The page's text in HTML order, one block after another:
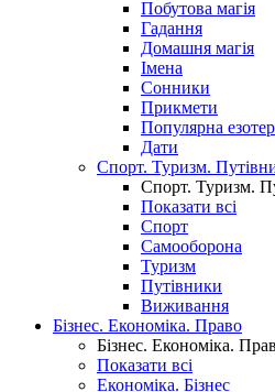
Побутова магія
Гадання
Домашня магія
Імена
Сонники
Прикмети
Популярна
Дати
Спорт. Туризм.
Спорт. Туризм.
Показати всі
Спорт
Самооборона
Туризм
Путівники
Виживання
Бізнес. Економіка. Право
Бізнес. Економіка.
Показати всі
Економіка. Бізнес